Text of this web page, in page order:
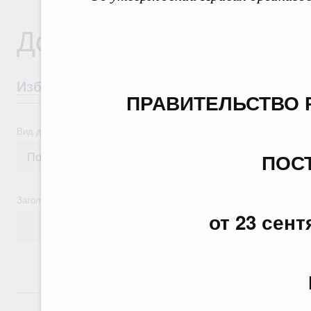
от 23
Документы
Избранные документы со справками к
Вид документа
Заголовок или текст документа